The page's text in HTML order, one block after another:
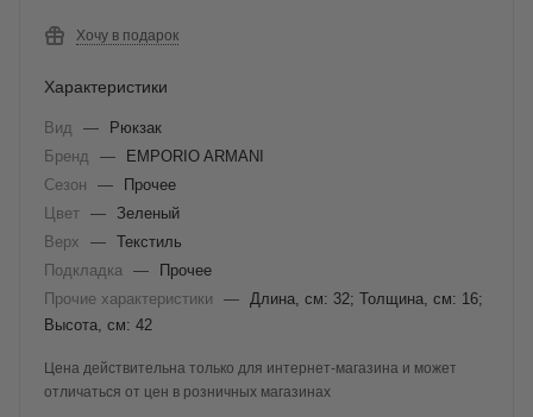
Хочу в подарок
Характеристики
Вид —
Рюкзак
Бренд
—
EMPORIO ARMANI
Сезон
—
Прочее
Цвет — Зеленый
Верх
— Текстиль
Подкладка
—
Прочее
Прочие характеристики
—
Длина, см: 32; Толщина, см: 16;
Высота, см: 42
Цена действительна только для интернет-магазина и может
отличаться от цен в розничных магазинах